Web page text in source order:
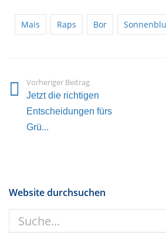
Mais Raps Bor
Vorheriger Beitrag
Jetzt die richtigen
Entscheidungen fürs
Grü...
Website durchsuchen